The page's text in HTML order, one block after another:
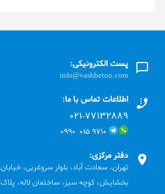
پست الکترونیکی:
info@vashbeton.com
اطلاعات تماس با ما:
۰۲۱-۷۷۱٣۲۸۸۹
۹۷۱۰ ۰۱۵ ۰۹۹۰
دفتر مرکزی:
تهران، سعادت آباد، بلوار سروغربی، خیابان
بخشایش، کوچه سبز، ساختمان لاله، پلاک22